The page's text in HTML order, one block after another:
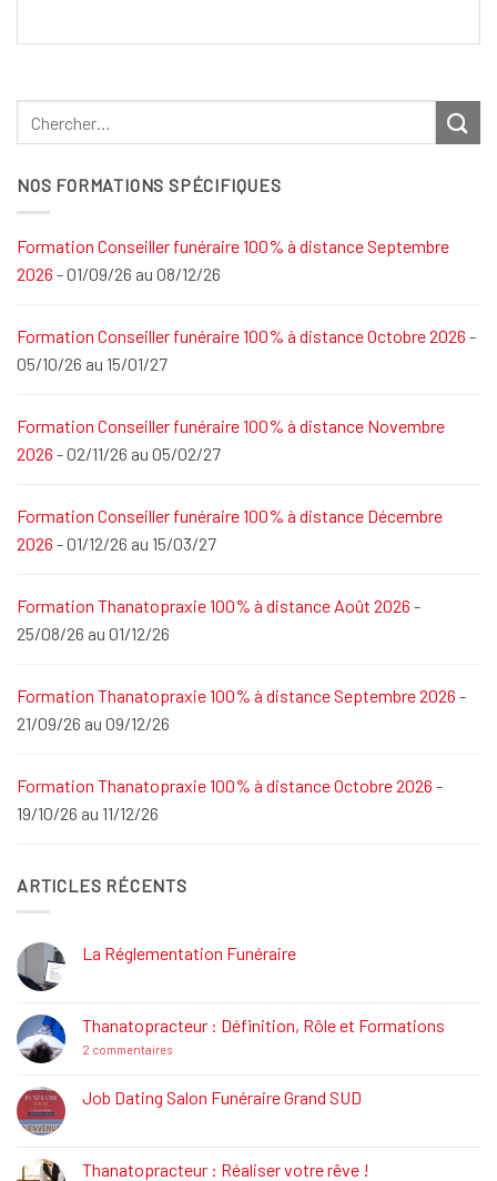
NOS FORMATIONS SPÉCIFIQUES
Formation Conseiller funéraire 100% à distance Septembre
2026 - 01/09/26 au 08/12/26
Formation Conseiller funéraire 100% à distance Octobre 2026 -
05/10/26 au 15/01/27
Formation Conseiller funéraire 100% à distance Novembre
2026 - 02/11/26 au 05/02/27
Formation Conseiller funéraire 100% à distance Décembre
2026 - 01/12/26 au 15/03/27
Formation Thanatopraxie 100% à distance Août 2026 -
25/08/26 au 01/12/26
Formation Thanatopraxie 100% à distance Septembre 2026 -
21/09/26 au 09/12/26
Formation Thanatopraxie 100% à distance Octobre 2026 -
19/10/26 au 11/12/26
ARTICLES RÉCENTS
La Réglementation Funéraire
La
Réglementation
Funéraire
Thanatopracteur : Définition, Rôle et Formations
2 commentairessur
Définition,
Rôle
Job Dating Salon Funéraire Grand SUD
Job
Dating
Thanatopracteur : Réaliser votre rêve !